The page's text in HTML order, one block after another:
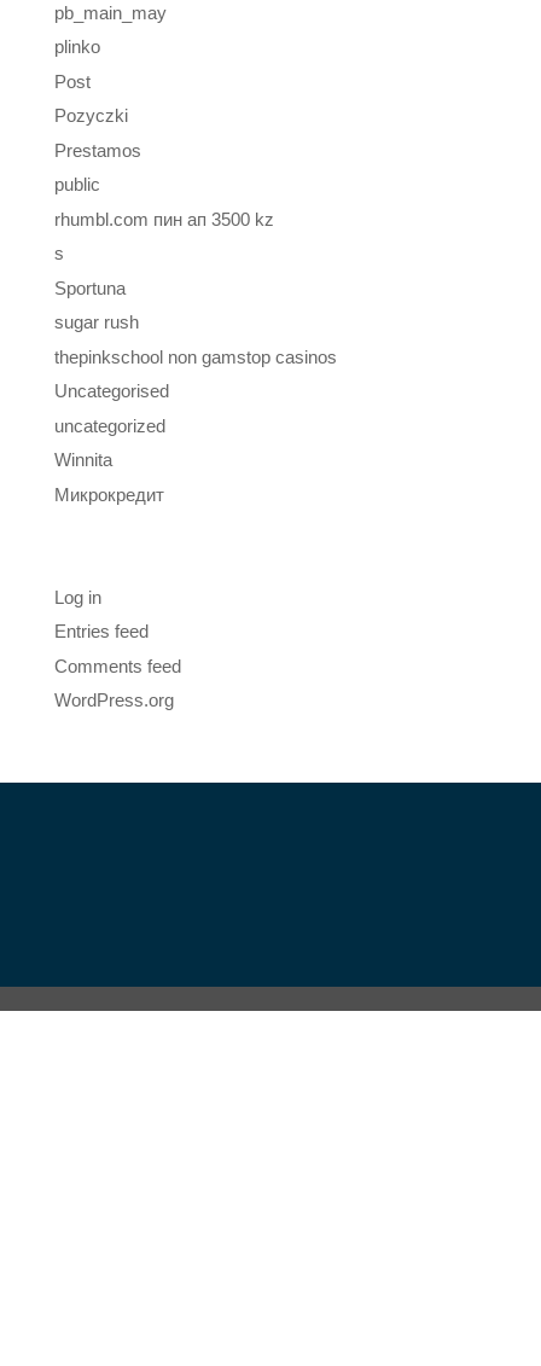
pb_main_may
plinko
Post
Pozyczki
Prestamos
public
rhumbl.com пин ап 3500 kz
s
Sportuna
sugar rush
thepinkschool non gamstop casinos
Uncategorised
uncategorized
Winnita
Микрокредит
Log in
Entries feed
Comments feed
WordPress.org